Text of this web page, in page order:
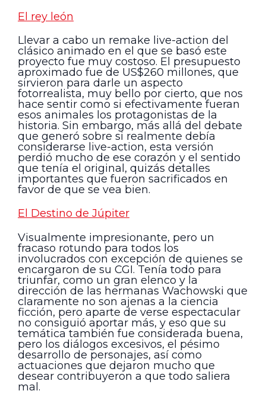
El rey león
Llevar a cabo un remake live-action del
clásico animado en el que se basó este
proyecto fue muy costoso. El presupuesto
aproximado fue de US$260 millones, que
sirvieron para darle un aspecto
fotorrealista, muy bello por cierto, que nos
hace sentir como si efectivamente fueran
esos animales los protagonistas de la
historia. Sin embargo, más allá del debate
que generó sobre si realmente debía
considerarse live-action, esta versión
perdió mucho de ese corazón y el sentido
que tenía el original, quizás detalles
importantes que fueron sacrificados en
favor de que se vea bien.
El Destino de Júpiter
Visualmente impresionante, pero un
fracaso rotundo para todos los
involucrados con excepción de quienes se
encargaron de su CGI. Tenía todo para
triunfar, como un gran elenco y la
dirección de las hermanas Wachowski que
claramente no son ajenas a la ciencia
ficción, pero aparte de verse espectacular
no consiguió aportar más, y eso que su
temática también fue considerada buena,
pero los diálogos excesivos, el pésimo
desarrollo de personajes, así como
actuaciones que dejaron mucho que
desear contribuyeron a que todo saliera
mal.